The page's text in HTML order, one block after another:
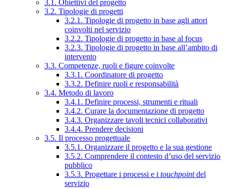
3.1. Obiettivi del progetto
3.2. Tipologie di progetti
3.2.1. Tipologie di progetto in base agli attori
coinvolti nel servizio
3.2.2. Tipologie di progetto in base al focus
3.2.3. Tipologie di progetto in base all’ambito di
intervento
3.3. Competenze, ruoli e figure coinvolte
3.3.1. Coordinatore di progetto
3.3.2. Definire ruoli e responsabilità
3.4. Metodo di lavoro
3.4.1. Definire processi, strumenti e rituali
3.4.2. Curare la documentazione di progetto
3.4.3. Organizzare tavoli tecnici collaborativi
3.4.4. Prendere decisioni
3.5. Il processo progettuale
3.5.1. Organizzare il progetto e la sua gestione
3.5.2. Comprendere il contesto d’uso del servizio
pubblico
3.5.3. Progettare i processi e i touchpointdel
servizio